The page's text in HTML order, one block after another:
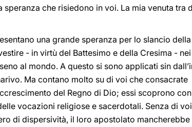
che risiedono in voi. La mia venuta tra
una grande speranza per lo slancio della
- in virtù del Battesimo e della Cresima - nei
al mondo. A questo si sono applicati sin
Ma contano molto su di voi che consacrate
del Regno di Dio; essi scoprono
vocazioni religiose e sacerdotali. Senza di
di dispersività, il loro apostolato mancherebbe